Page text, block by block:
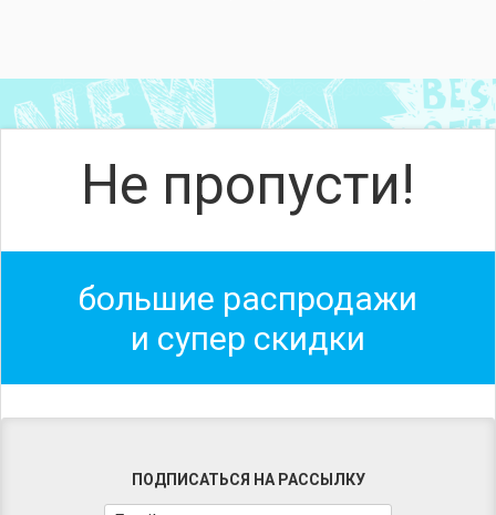
Не пропусти!
большие распродажи
и супер скидки
ПОДПИСАТЬСЯ НА РАССЫЛКУ